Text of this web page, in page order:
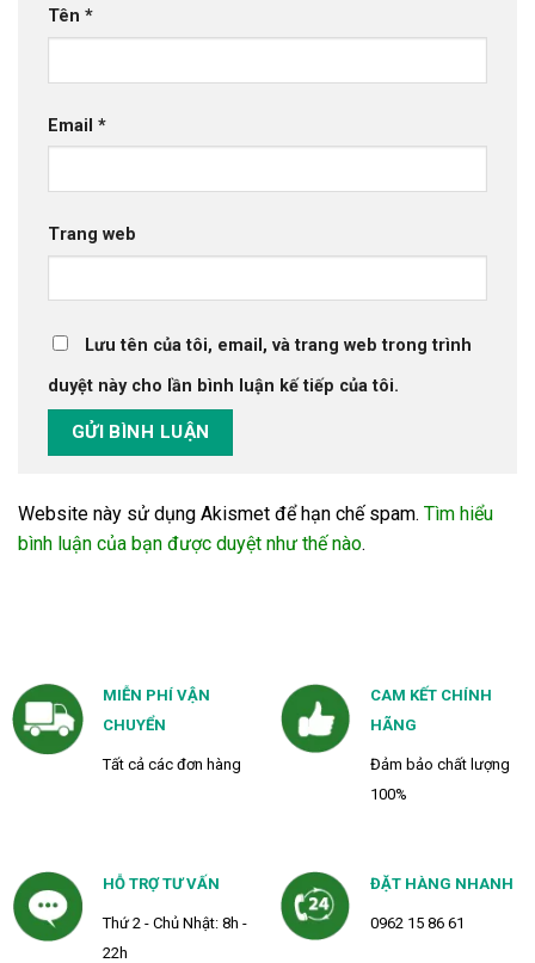
Tên *
Email *
Trang web
Lưu tên của tôi, email, và trang web trong trình
duyệt này cho lần bình luận kế tiếp của tôi.
Website này sử dụng Akismet để hạn chế spam. Tìm hiểu
bình luận của bạn được duyệt như thế nào.
MIỄN PHÍ VẬN
CHUYỂN
Tất cả các đơn hàng
CAM KẾT CHÍNH
HÃNG
Đảm bảo chất lượng
100%
HỖ TRỢ TƯ VẤN
Thứ 2 - Chủ Nhật: 8h -
22h
ĐẶT HÀNG NHANH
0962 15 86 61